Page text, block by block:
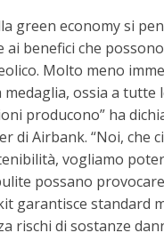
green economy si
ai benefici che
Molto meno
medaglia, ossia a tutte
producono” ha
di Airbank. “Noi, che
vogliamo
possano
garantisce standard
rischi di sostanze